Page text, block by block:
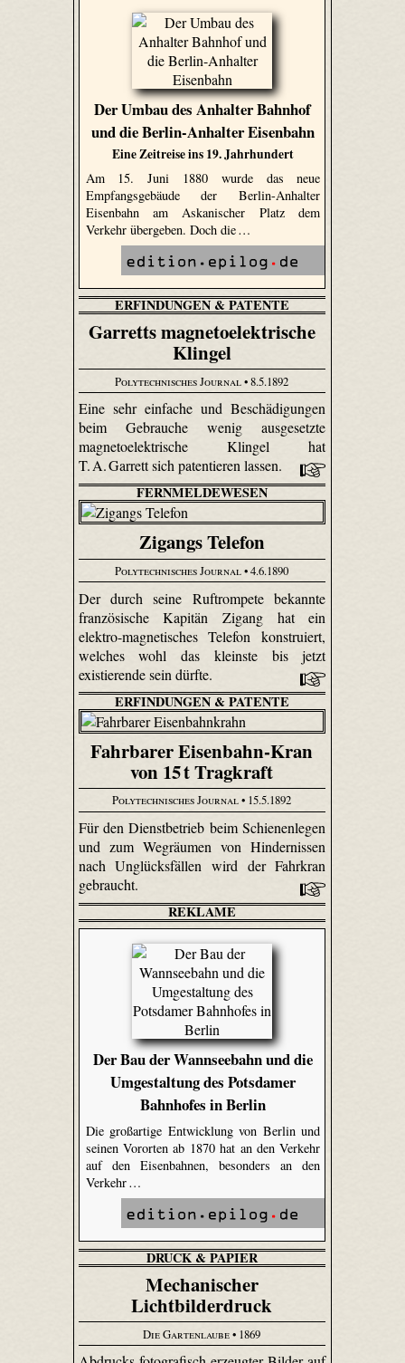
Der Umbau des Anhalter Bahnhof
und die Berlin-Anhalter Eisenbahn
Eine Zeitreise ins 19. Jahrhundert
Am 15. Juni 1880 wurde das neue
Empfangsgebäude der Berlin-Anhalter
Eisenbahn am Askanischer Platz dem
Verkehr übergeben. Doch die …
ERFINDUNGEN & PATENTE
Garretts magnetoelektrische
Klingel
Polytechnisches Journal• 8.5.1892
Eine sehr einfache und Beschädigungen
beim Gebrauche wenig ausgesetzte
magnetoelektrische Klingel hat
T. A. Garrett sich patentieren lassen.
FERNMELDEWESEN
Zigangs Telefon
Polytechnisches Journal• 4.6.1890
Der durch seine Ruftrompete bekannte
französische Kapitän Zigang hat ein
elektro-magnetisches Telefon konstruiert,
welches wohl das kleinste bis jetzt
existierende sein dürfte.
ERFINDUNGEN & PATENTE
Fahrbarer Eisenbahn-Kran
von 15 t Tragkraft
Polytechnisches Journal• 15.5.1892
Für den Dienstbetrieb beim Schienenlegen
und zum Wegräumen von Hindernissen
nach Unglücksfällen wird der Fahrkran
gebraucht.
REKLAME
Der Bau der Wannseebahn und die
Umgestaltung des Potsdamer
Bahnhofes in Berlin
Die großartige Entwicklung von Berlin und
seinen Vororten ab 1870 hat an den Verkehr
auf den Eisenbahnen, besonders an den
Verkehr …
DRUCK & PAPIER
Mechanischer
Lichtbilderdruck
Die Gartenlaube• 1869